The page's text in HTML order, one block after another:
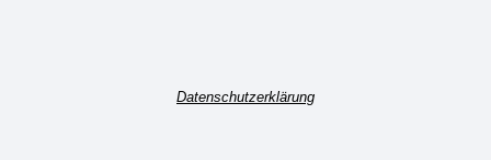
Datenschutzerklärung